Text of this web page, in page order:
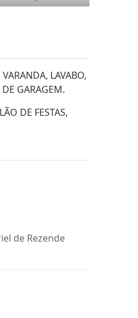
LAVABO,
GARAGEM.
DE FESTAS,
de Rezende